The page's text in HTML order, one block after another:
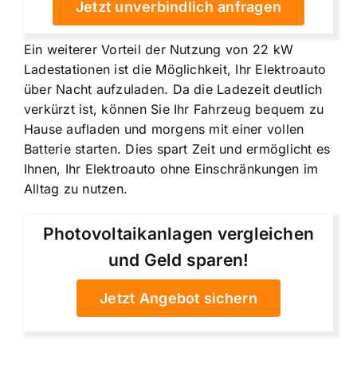
Jetzt unverbindlich anfragen
Ein weiterer Vorteil der Nutzung von 22 kW
Ladestationen ist die Möglichkeit, Ihr Elektroauto
über Nacht aufzuladen. Da die Ladezeit deutlich
verkürzt ist, können Sie Ihr Fahrzeug bequem zu
Hause aufladen und morgens mit einer vollen
Batterie starten. Dies spart Zeit und ermöglicht es
Ihnen, Ihr Elektroauto ohne Einschränkungen im
Alltag zu nutzen.
Photovoltaikanlagen vergleichen
und Geld sparen!
Jetzt Angebot sichern